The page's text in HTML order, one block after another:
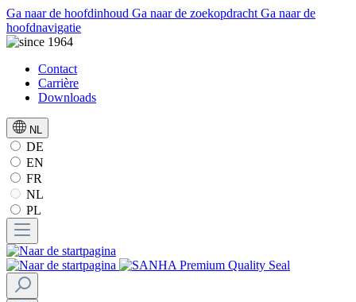
Ga naar de hoofdinhoud Ga naar de zoekopdracht Ga naar de
hoofdnavigatie
Contact
Carrière
Downloads
NL
DE
EN
FR
NL
PL